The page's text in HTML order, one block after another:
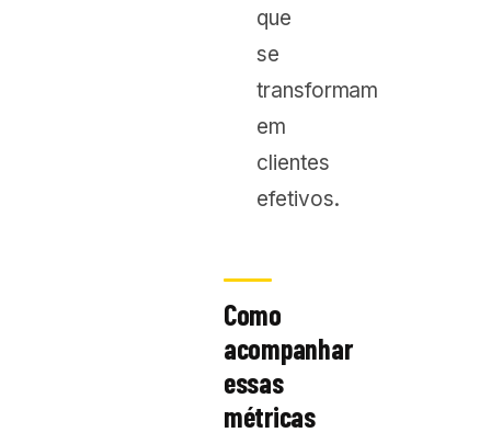
que
se
transformam
em
clientes
efetivos.
Como
acompanhar
essas
métricas